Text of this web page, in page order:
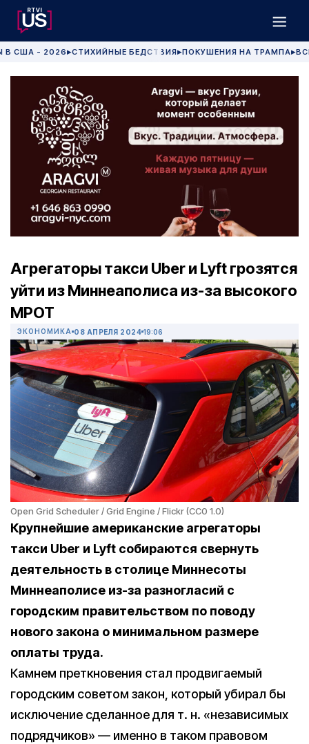
В США - 2026 ▶СТИХИЙНЫЕ БЕДСТВИЯ▶ПОКУШЕНИЯ НА ТРАМПА▶
Агрегаторы такси Uber и Lyft грозятся
уйти из Миннеаполиса из-за высокого
МРОТ
ЭКОНОМИКА 08 АПРЕЛЯ 2024 19:06
Open Grid Scheduler / Grid Engine / Flickr (CC0 1.0)
Крупнейшие американские агрегаторы
такси Uber и Lyft собираются свернуть
деятельность в столице Миннесоты
Миннеаполисе из-за разногласий с
городским правительством по поводу
нового закона о минимальном размере
оплаты труда.
Камнем преткновения стал продвигаемый
городским советом закон, который убирал бы
исключение сделанное для т. н. «независимых
подрядчиков» — именно в таком правовом